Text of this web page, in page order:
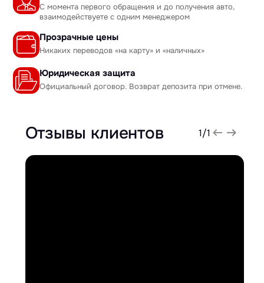
С момента первого обращения и до получения авто,
взаимодействуете с одним менеджером
Прозрачные цены
Никаких переводов «на карту» и «наличных»
Юридическая защита
Официальный договор. Возврат депозита при отмене.
Отзывы клиентов 1/1